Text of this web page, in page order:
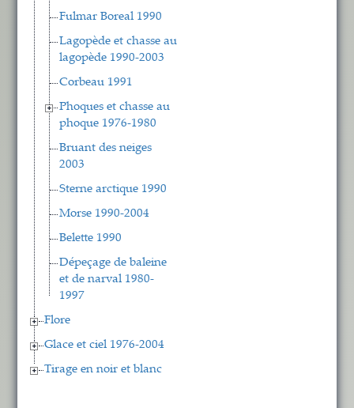
Fulmar Boreal 1990
Lagopède et chasse au
lagopède 1990-2003
Corbeau 1991
Phoques et chasse au
phoque 1976-1980
Bruant des neiges
2003
Sterne arctique 1990
Morse 1990-2004
Belette 1990
Dépeçage de baleine
et de narval 1980-
1997
Flore
Glace et ciel 1976-2004
Tirage en noir et blanc